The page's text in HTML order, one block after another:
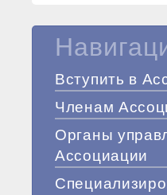
Вступить в
Членам
Органы
Ассоциации